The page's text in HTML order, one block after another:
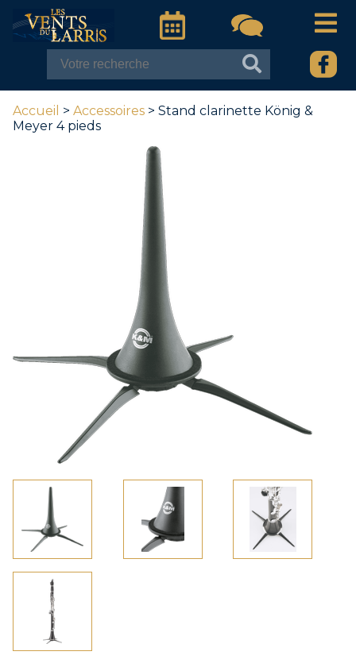
Accueil > Accessoires > Stand clarinette König &
Meyer 4 pieds